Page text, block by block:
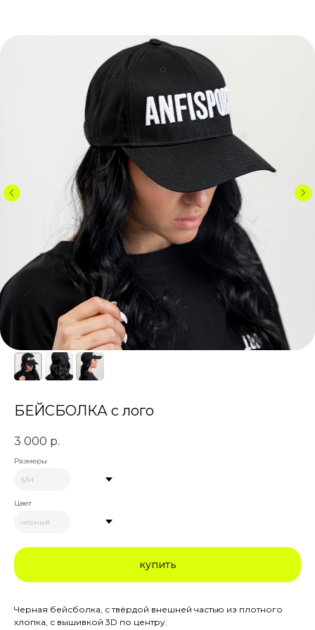
БЕЙСБОЛКА с лого
3 000 р.
Размеры
Цвет
купить
Черная бейсболка, с твёрдой внешней частью из плотного
хлопка, с вышивкой 3D по центру.